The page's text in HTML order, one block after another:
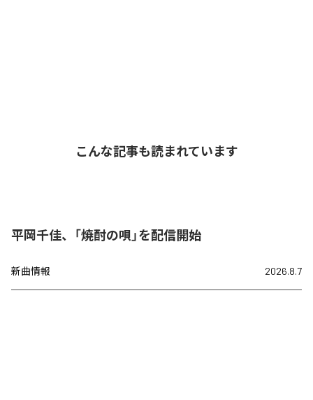
こんな記事も読まれています
平岡千佳、「焼酎の唄」を配信開始
新曲情報 2026.8.7